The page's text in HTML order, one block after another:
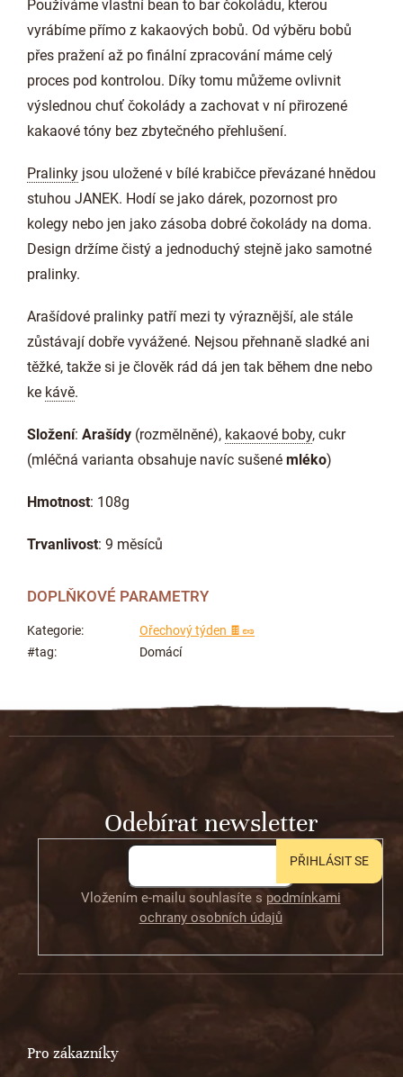
Používáme vlastní bean to bar čokoládu, kterou
vyrábíme přímo z kakaových bobů. Od výběru bobů
přes pražení až po finální zpracování máme celý
proces pod kontrolou. Díky tomu můžeme ovlivnit
výslednou chuť čokolády a zachovat v ní přirozené
kakaové tóny bez zbytečného přehlušení.
Pralinky jsou uložené v bílé krabičce převázané hnědou
stuhou JANEK. Hodí se jako dárek, pozornost pro
kolegy nebo jen jako zásoba dobré čokolády na doma.
Design držíme čistý a jednoduchý stejně jako samotné
pralinky.
Arašídové pralinky patří mezi ty výraznější, ale stále
zůstávají dobře vyvážené. Nejsou přehnaně sladké ani
těžké, takže si je člověk rád dá jen tak během dne nebo
ke kávě.
Složení: Arašídy (rozmělněné), kakaové boby, cukr
(mléčná varianta obsahuje navíc sušené mléko)
Hmotnost: 108g
Trvanlivost: 9 měsíců
DOPLŇKOVÉ PARAMETRY
Kategorie:
Ořechový týden 🍫🥜
#tag: Domácí
Z
Odebírat newsletter
Vložením e-mailu souhlasíte s podmínkami
ochrany osobních údajů
PŘIHLÁSIT SE
Pro zákazníky